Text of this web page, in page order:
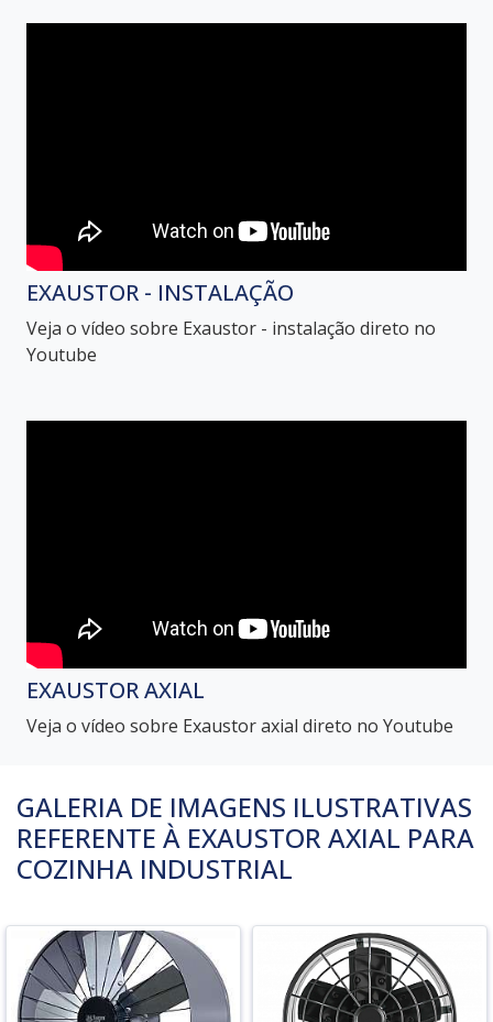
EXAUSTOR - INSTALAÇÃO
Veja o vídeo sobre Exaustor - instalação direto no
Youtube
EXAUSTOR AXIAL
Veja o vídeo sobre Exaustor axial direto no Youtube
GALERIA DE IMAGENS ILUSTRATIVAS
REFERENTE À EXAUSTOR AXIAL PARA
COZINHA INDUSTRIAL